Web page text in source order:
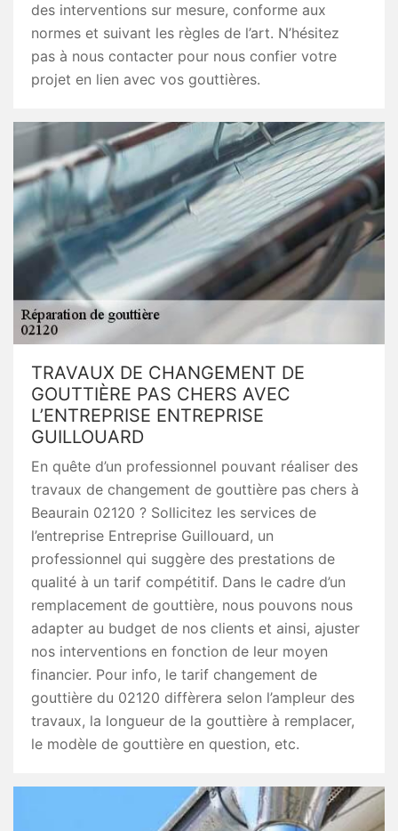
des interventions sur mesure, conforme aux
normes et suivant les règles de l’art. N’hésitez
pas à nous contacter pour nous confier votre
projet en lien avec vos gouttières.
TRAVAUX DE CHANGEMENT DE
GOUTTIÈRE PAS CHERS AVEC
L’ENTREPRISE ENTREPRISE
GUILLOUARD
En quête d’un professionnel pouvant réaliser des
travaux de changement de gouttière pas chers à
Beaurain 02120 ? Sollicitez les services de
l’entreprise Entreprise Guillouard, un
professionnel qui suggère des prestations de
qualité à un tarif compétitif. Dans le cadre d’un
remplacement de gouttière, nous pouvons nous
adapter au budget de nos clients et ainsi, ajuster
nos interventions en fonction de leur moyen
financier. Pour info, le tarif changement de
gouttière du 02120 diffèrera selon l’ampleur des
travaux, la longueur de la gouttière à remplacer,
le modèle de gouttière en question, etc.